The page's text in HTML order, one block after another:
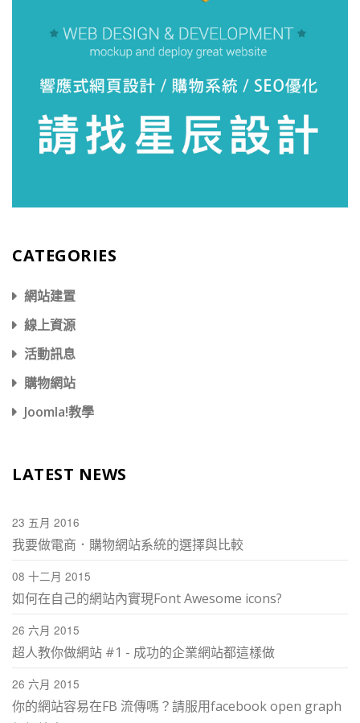
CATEGORIES
網站建置
線上資源
活動訊息
購物網站
Joomla!教學
LATEST NEWS
23 五月 2016
我要做電商．購物網站系統的選擇與比較
08 十二月 2015
如何在自己的網站內實現Font Awesome icons?
26 六月 2015
超人教你做網站 #1 - 成功的企業網站都這樣做
26 六月 2015
你的網站容易在FB 流傳嗎？請服用facebook open graph